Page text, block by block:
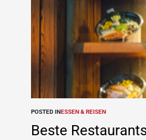
POSTED INESSEN & REISEN
Beste